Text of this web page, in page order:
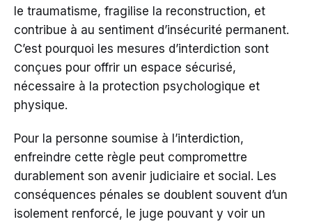
le traumatisme, fragilise la reconstruction, et
contribue à au sentiment d’insécurité permanent.
C’est pourquoi les mesures d’interdiction sont
conçues pour offrir un espace sécurisé,
nécessaire à la protection psychologique et
physique.
Pour la personne soumise à l’interdiction,
enfreindre cette règle peut compromettre
durablement son avenir judiciaire et social. Les
conséquences pénales se doublent souvent d’un
isolement renforcé, le juge pouvant y voir un